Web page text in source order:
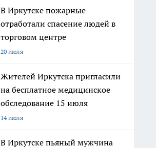
В Иркутске пожарные
отработали спасение людей в
торговом центре
20 июля
Жителей Иркутска пригласили
на бесплатное медицинское
обследование 15 июля
14 июля
В Иркутске пьяный мужчина